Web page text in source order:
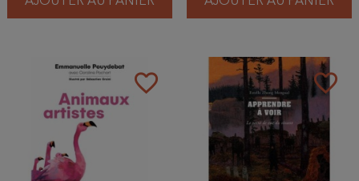
favorite_border favorite_border